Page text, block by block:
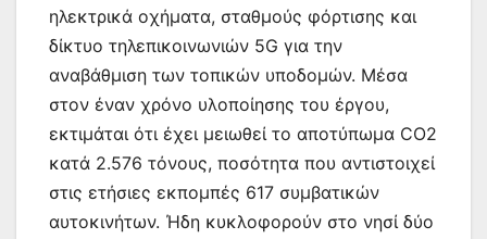
ηλεκτρικά οχήματα, σταθμούς φόρτισης και
δίκτυο τηλεπικοινωνιών 5G για την
αναβάθμιση των τοπικών υποδομών. Μέσα
στον έναν χρόνο υλοποίησης του έργου,
εκτιμάται ότι έχει μειωθεί το αποτύπωμα CO2
κατά 2.576 τόνους, ποσότητα που αντιστοιχεί
στις ετήσιες εκπομπές 617 συμβατικών
αυτοκινήτων. Ήδη κυκλοφορούν στο νησί δύο